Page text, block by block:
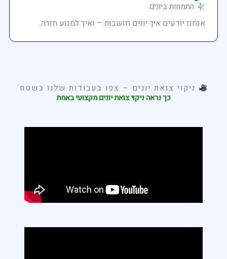
התמחות ביונים
אנחנו יודעים איך יונים חושבות – ואיך למנוע חזרה.
ניקוי צואת יונים – צפו בעבודות שלנו בשטח
כך נראה ניקוי צואת יונים מקצועי באמת